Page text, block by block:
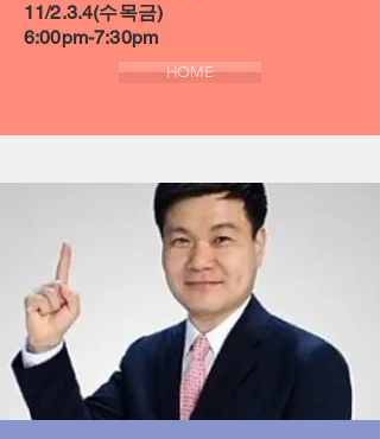
11/2.3.4(수목금)
6:00pm-7:30pm
HOME